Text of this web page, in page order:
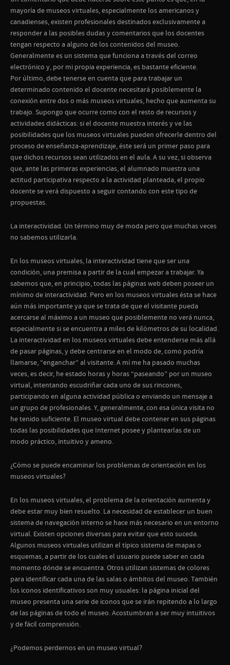
mayoría de museos virtuales, especialmente los americanos y
canadienses, existen profesionales destinados exclusivamente a
responder a las posibles dudas y comentarios que los docentes
tengan respecto a alguno de los contenidos del museo.
Generalmente es un sistema que funciona a través del correo
electrónico y, por mi propia experiencia, es bastante eficiente.
Por último, debe tenerse en cuenta que para trabajar un
determinado contenido el docente necesitará posiblemente la
conexión entre dos o más museos virtuales, hecho que aumenta su
trabajo. Supongo que ocurre como con el resto de recursos y
actividades didácticas: si el docente muestra interés y ve las
posibilidades que los museos virtuales pueden ofrecerle dentro del
proceso de enseñanza-aprendizaje, éste será un primer paso para
que dichos recursos sean utilizados en el aula. A su vez, si observa
que, ante las primeras experiencias, el alumnado muestra una
actitud participativa respecto a la actividad planteada, el propio
docente se verá dispuesto a seguir contando con este tipo de
propuestas.
La interactividad. Un término muy de moda pero que muchas veces
no sabemos utilizarla.
En los museos virtuales, la interactividad tiene que ser una
condición, una premisa a partir de la cual empezar a trabajar. Ya
sabemos que, en principio, todas las páginas web deben poseer un
mínimo de interactividad. Pero en los museos virtuales ésta se hace
aún más importante ya que se trata de que el visitante pueda
acercarse al máximo a un museo que posiblemente no verá nunca,
especialmente si se encuentra a miles de kilómetros de su localidad.
La interactividad en los museos virtuales debe entenderse más allá
de pasar páginas, y debe centrarse en el modo de, como podría
llamarse, “enganchar” al visitante. A mí me ha pasado muchas
veces, es decir, he estado horas y horas “paseando” por un museo
virtual, intentando escudriñar cada uno de sus rincones,
participando en alguna actividad pública o enviando un mensaje a
un grupo de profesionales. Y, generalmente, con esa única visita no
he tenido suficiente. El museo virtual debe contener en sus páginas
todas las posibilidades que Internet posee y plantearlas de un
modo práctico, intuitivo y ameno.
¿Cómo se puede encaminar los problemas de orientación en los
museos virtuales?
En los museos virtuales, el problema de la orientación aumenta y
debe estar muy bien resuelto. La necesidad de establecer un buen
sistema de navegación interno se hace más necesario en un entorno
virtual. Existen opciones diversas para evitar que esto suceda.
Algunos museos virtuales utilizan el típico sistema de mapas o
esquemas, a partir de los cuales el usuario puede saber en cada
momento dónde se encuentra. Otros utilizan sistemas de colores
para identificar cada una de las salas o ámbitos del museo. También
los iconos identificativos son muy usuales: la página inicial del
museo presenta una serie de iconos que se irán repitendo a lo largo
de las páginas de todo el museo. Acostumbran a ser muy intuitivos
y de fácil comprensión.
¿Podemos perdernos en un museo virtual?